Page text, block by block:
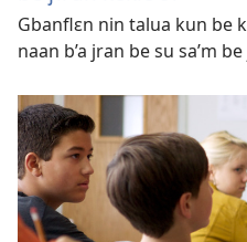
Gbanflɛn nin talua kun be
naan b’a jran be su sa’m